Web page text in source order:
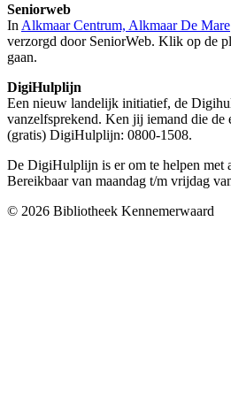
Seniorweb
In Alkmaar Centrum, Alkmaar De Mare
verzorgd door SeniorWeb. Klik op de
gaan.
DigiHulplijn
Een nieuw landelijk initiatief, de
vanzelfsprekend. Ken jij iemand die de
(gratis) DigiHulplijn: 0800-1508.
De DigiHulplijn is er om te helpen met
Bereikbaar van maandag t/m vrijdag
© 2026 Bibliotheek Kennemerwaard